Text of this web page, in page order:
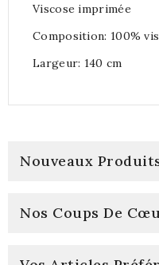
Viscose imprimée
Composition: 100%
Largeur: 140 cm
Nouveaux
Nos Coups De